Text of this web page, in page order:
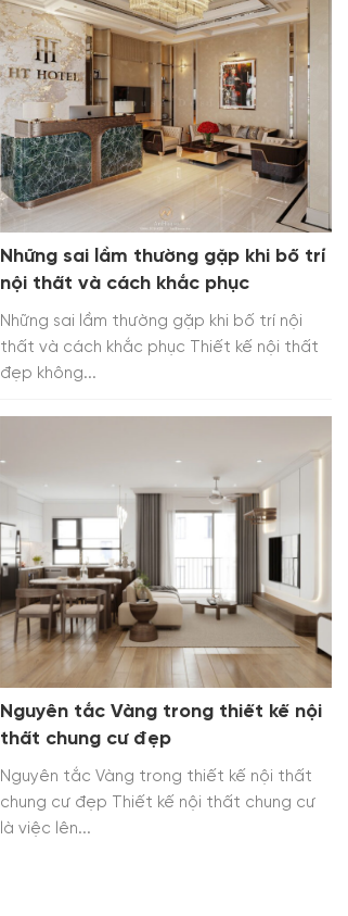
Những sai lầm thường gặp khi bố trí
nội thất và cách khắc phục
Những sai lầm thường gặp khi bố trí nội
thất và cách khắc phục Thiết kế nội thất
đẹp không...
Nguyên tắc Vàng trong thiết kế nội
thất chung cư đẹp
Nguyên tắc Vàng trong thiết kế nội thất
chung cư đẹp Thiết kế nội thất chung cư
là việc lên...